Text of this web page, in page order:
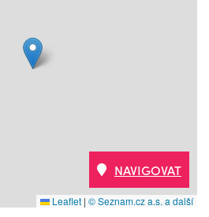
Leaflet | © Seznam.cz a.s. a další
NAVIGOVAT